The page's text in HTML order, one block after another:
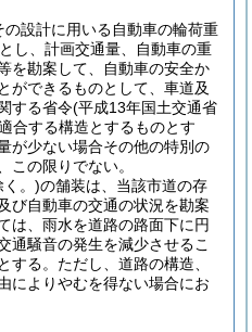
設計に用いる自動車の輪荷重
し、計画交通量、自動車の重
を勘案して、自動車の安全か
ができるものとして、車道及
する省令(平成13年国土交通省
合する構造とするものとす
が少ない場合その他の特別の
この限りでない。
く。)の舗装は、当該市道の存
び自動車の交通の状況を勘案
は、雨水を道路の路面下に円
通騒音の発生を減少させるこ
する。 ただし、道路の構造、
によりやむを得ない場合にお